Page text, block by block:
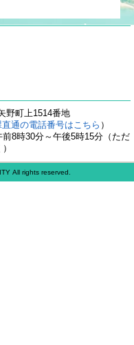
野町上1514番地
直通の電話番号はこちら ）
8時30分～午後5時15分（ただ
All rights reserved.